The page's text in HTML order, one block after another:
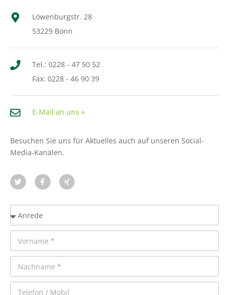
Löwenburgstr. 28
53229 Bonn
Tel.: 0228 - 47 50 52
Fax: 0228 - 46 90 39
E-Mail an uns »
Besuchen Sie uns für Aktuelles auch auf unseren Social-
Media-Kanälen.